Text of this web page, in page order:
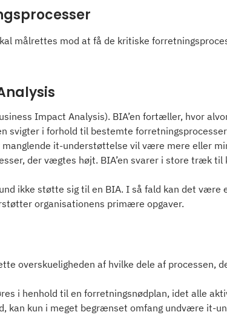
målrettes mod at få de kritiske
Impact Analysis). BIA’en fortæller, hvor
svigter i forhold til bestemte
it-understøttelse vil være mere eller
der vægtes højt. BIA’en svarer i store træk til
ikke støtte sig til en BIA. I så fald kan det være
organisationens primære opgaver.
overskueligheden af hvilke dele af processen,
i henhold til en forretningsnødplan, idet alle
kan kun i meget begrænset omfang undvære it-